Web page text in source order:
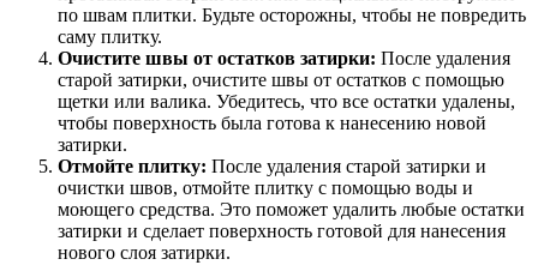
по швам плитки. Будьте осторожны, чтобы не повредить
саму плитку.
Очистите швы от остатков затирки: После удаления
старой затирки, очистите швы от остатков с помощью
щетки или валика. Убедитесь, что все остатки удалены,
чтобы поверхность была готова к нанесению новой
затирки.
Отмойте плитку: После удаления старой затирки и
очистки швов, отмойте плитку с помощью воды и
моющего средства. Это поможет удалить любые остатки
затирки и сделает поверхность готовой для нанесения
нового слоя затирки.